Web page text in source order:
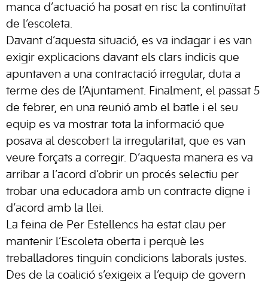
manca d’actuació ha posat en risc la continuïtat
de l’escoleta.
Davant d’aquesta situació, es va indagar i es van
exigir explicacions davant els clars indicis que
apuntaven a una contractació irregular, duta a
terme des de l’Ajuntament. Finalment, el passat 5
de febrer, en una reunió amb el batle i el seu
equip es va mostrar tota la informació que
posava al descobert la irregularitat, que es van
veure forçats a corregir. D’aquesta manera es va
arribar a l’acord d’obrir un procés selectiu per
trobar una educadora amb un contracte digne i
d’acord amb la llei.
La feina de Per Estellencs ha estat clau per
mantenir l’Escoleta oberta i perquè les
treballadores tinguin condicions laborals justes.
Des de la coalició s’exigeix a l’equip de govern